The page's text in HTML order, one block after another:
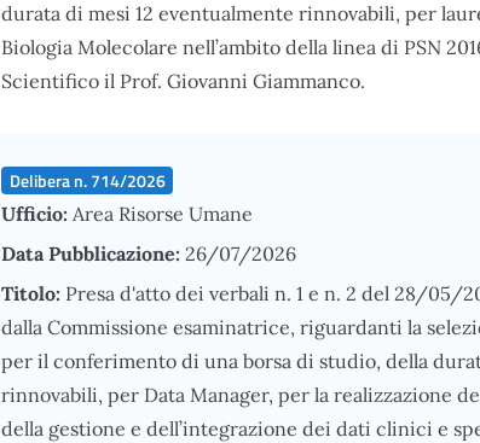
durata di mesi 12 eventualmente rinnovabili, per
Biologia Molecolare nell’ambito della linea di PSN
Scientifico il Prof. Giovanni Giammanco.
Delibera n. 714/2026
Ufficio: Area Risorse Umane
Data Pubblicazione: 26/07/2026
Titolo: Presa d'atto dei verbali n. 1 e n. 2 del 28/
dalla Commissione esaminatrice, riguardanti la
per il conferimento di una borsa di studio, della
rinnovabili, per Data Manager, per la realizzazione
della gestione e dell’integrazione dei dati clinici e